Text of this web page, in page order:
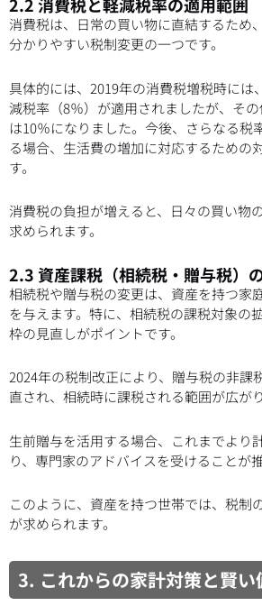
2.2 消費税と軽減税率の適用範囲
消費税は、日常の買い物に直結するため
分かりやすい税制変更の一つです。
具体的には、2019年の消費税増税時には
減税率（8％）が適用されましたが、そ
は10％になりました。今後、さらなる税
る場合、生活費の増加に対応するための
す。
消費税の負担が増えると、日々の買い物
求められます。
2.3 資産課税（相続税・贈与税）
相続税や贈与税の変更は、資産を持つ家
を与えます。特に、相続税の課税対象の
枠の見直しがポイントです。
2024年の税制改正により、贈与税の非課
直され、相続時に課税される範囲が広が
生前贈与を活用する場合、これまでより
り、専門家のアドバイスを受けることが
このように、資産を持つ世帯では、税制
が求められます。
3. これからの家計対策と賢い